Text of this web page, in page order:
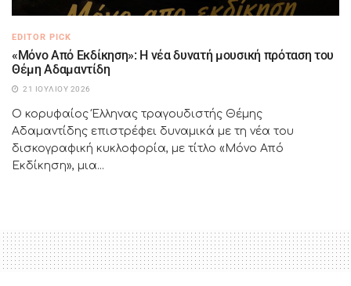
EDITOR PICK
«Μόνο Από Εκδίκηση»: Η νέα δυνατή μουσική πρόταση του
Θέμη Αδαμαντίδη
21 ΙΟΥΛΊΟΥ 2026
Ο κορυφαίος Έλληνας τραγουδιστής Θέμης
Αδαμαντίδης επιστρέφει δυναμικά με τη νέα του
δισκογραφική κυκλοφορία, με τίτλο «Μόνο Από
Εκδίκηση», μια...